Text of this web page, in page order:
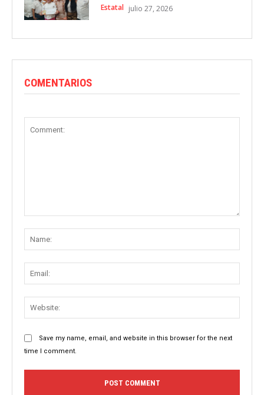
Estatal julio 27, 2026
COMENTARIOS
Save my name, email, and website in this browser for the next
time I comment.